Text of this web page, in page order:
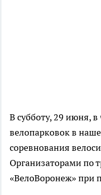
В субботу, 29 июня, в
велопарковок в
соревнования
Организаторами по
«ВелоВоронеж» при